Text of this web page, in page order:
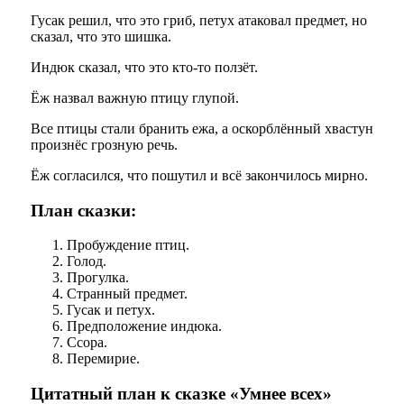
Гусак решил, что это гриб, петух атаковал предмет, но
сказал, что это шишка.
Индюк сказал, что это кто-то ползёт.
Ёж назвал важную птицу глупой.
Все птицы стали бранить ежа, а оскорблённый хвастун
произнёс грозную речь.
Ёж согласился, что пошутил и всё закончилось мирно.
План сказки:
Пробуждение птиц.
Голод.
Прогулка.
Странный предмет.
Гусак и петух.
Предположение индюка.
Ссора.
Перемирие.
Цитатный план к сказке «Умнее всех»